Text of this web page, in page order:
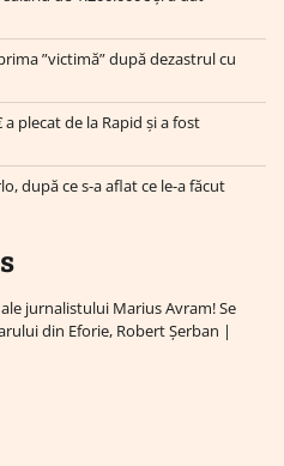
”victimă” după dezastrul cu
plecat de la Rapid și a fost
după ce s-a aflat ce le-a făcut
jurnalistului Marius Avram! Se
din Eforie, Robert Șerban |